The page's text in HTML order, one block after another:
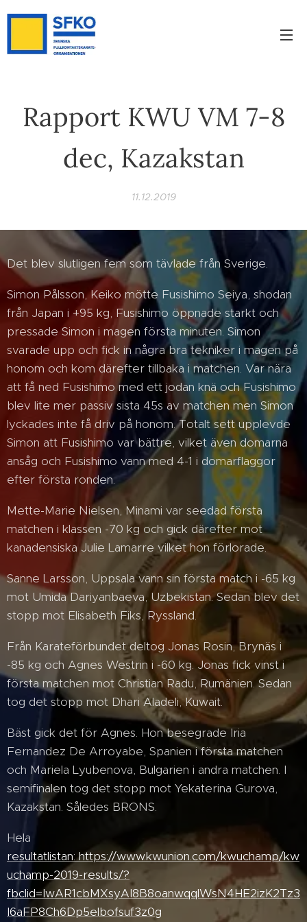
Rapport KWU VM 7-8
dec, Kazakstan
11.12.2019
Det blev slutligen fem som tävlade från Sverige.
Simon Pålsson, Keiko mötte Fusishimo Seiya, shodan
från Japan i +95 kg, Fusishimo öppnade starkt och
pressade Simon i magen första minuten. Simon
svarade upp och fick in några bra tekniker i magen på
honom och kom därefter tillbaka i matchen. Var nära
att få ned Fusishimo med ett jodan knä och Fusishimo
blev lite mer passiv sista 45s av matchen men Simon
lyckades inte få driv på honom. Totalt sett upplevde
Simon att Fusishimo var bättre, vilket även domarna
ansåg och Fusishimo vann med 4-1 i domarflaggor
efter första ronden.
Mette-Marie Nielsen, Minami var seedad första
matchen i klassen -70 kg och gick därefter mot
kanadensiska Julie Lamarre vilket hon förlorade.
Sanne Larsson, Uppsala vann sin första match i -65 kg
mot Umida Dariyanbaeva, Uzbekistan. Sedan blev det
stopp mot Elisabeth Fiks, Ryssland.
Från Karateförbundet deltog Jonas Rosin, Brynäs i
-85 kg och Agnes Westrin i -60 kg. Jonas fick vinst i
första matchen mot Christian Radu, Rumänien. Sedan
tog det stopp mot Dhari Aladeli, Kuwait.
Bäst gick det för Agnes. Hon besegrade Iria
Fernandez De Arroyabe, Spanien i första matchen
och Mariela Lyubenova, Bulgarien i andra matchen. I
semifinalen tog det stopp mot Yekaterina Gurova,
Kazakstan. Således BRONS.
Hela
resultatlistan: https://www.kwunion.com/kwuchamp/kw
uchamp-2019-results/?
fbclid=IwAR1cbMXsyAI8B8oanwqqlWsN4HE2izK2Tz3
I6aFP8Ch6Dp5elbofsuf3z0g